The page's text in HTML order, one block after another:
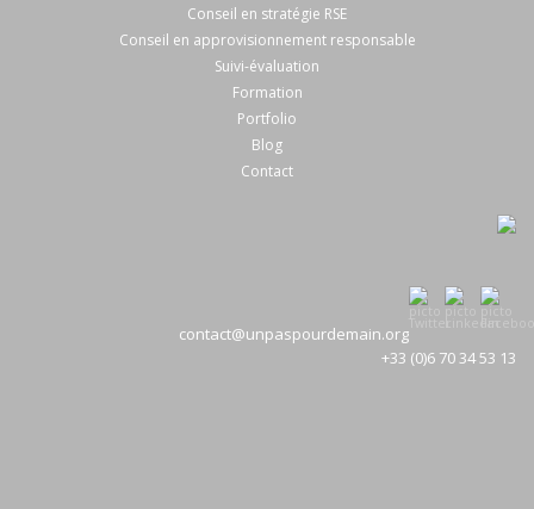
Conseil en stratégie RSE
Conseil en approvisionnement responsable
Suivi-évaluation
Formation
Portfolio
Blog
Contact
contact@unpaspourdemain.org
+33 (0)6 70 34 53 13